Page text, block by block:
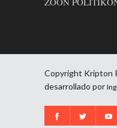
Copyright Kripton
desarrollado por